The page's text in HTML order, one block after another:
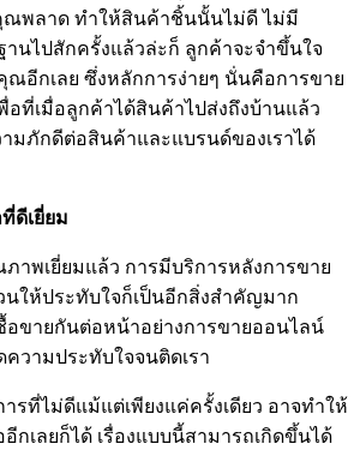
ณพลาด ทำให้สินค้าชิ้นนั้นไม่ดี ไม่มี
นไปสักครั้งแล้วล่ะก็ ลูกค้าจะจำขึ้นใจ
อีกเลย ซึ่งหลักการง่ายๆ นั่นคือการขาย
ที่เมื่อลูกค้าได้สินค้าไปส่งถึงบ้านแล้ว
ามภักดีต่อสินค้าและแบรนด์ของเราได้
ดีเยี่ยม
าพเยี่ยมแล้ว การมีบริการหลังการขาย
นให้ประทับใจก็เป็นอีกสิ่งสำคัญมาก
อขายกันต่อหน้าอย่างการขายออนไลน์
ความประทับใจจนติดเรา
รที่ไม่ดีแม้แต่เพียงแค่ครั้งเดียว อาจทำให้
กเลยก็ได้ เรื่องแบบนี้สามารถเกิดขึ้นได้